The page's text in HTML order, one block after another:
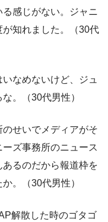
感じがない。ジャニ
知れました。（30代
なめないけど、ジュ
。（30代男性）
のせいでメディアがそ
ズ事務所のニュース
るのだから報道枠を
。（30代男性）
解散した時のゴタゴ